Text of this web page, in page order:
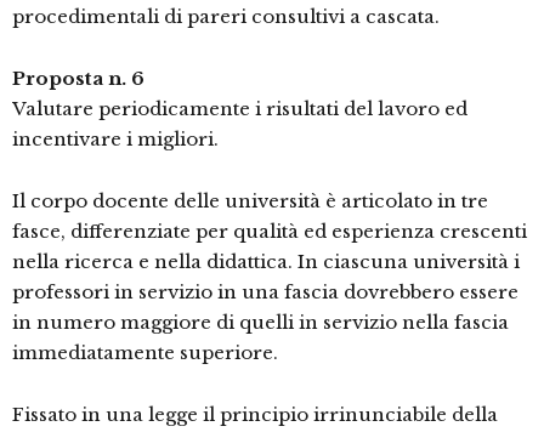
procedimentali di pareri consultivi a cascata.
Proposta n. 6
Valutare periodicamente i risultati del lavoro ed
incentivare i migliori.
Il corpo docente delle università è articolato in tre
fasce, differenziate per qualità ed esperienza crescenti
nella ricerca e nella didattica. In ciascuna università i
professori in servizio in una fascia dovrebbero essere
in numero maggiore di quelli in servizio nella fascia
immediatamente superiore.
Fissato in una legge il principio irrinunciabile della